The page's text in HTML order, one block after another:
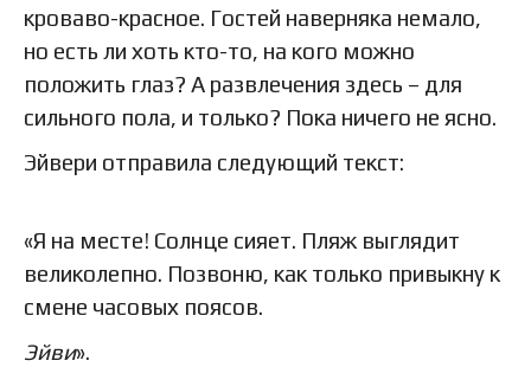
кроваво-красное. Гостей наверняка немало,
но есть ли хоть кто-то, на кого можно
положить глаз? А развлечения здесь – для
сильного пола, и только? Пока ничего не ясно.
Эйвери отправила следующий текст:
«Я на месте! Солнце сияет. Пляж выглядит
великолепно. Позвоню, как только привыкну к
смене часовых поясов.
Эйви».